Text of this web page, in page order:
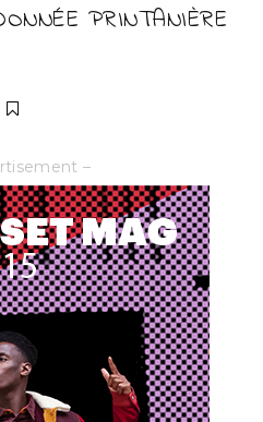
PRINTANIÈRE
–